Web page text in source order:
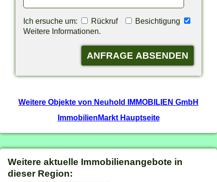
Ich ersuche um: Rückruf
Besichtigung
Weitere Informationen.
Weitere Objekte von Neuhold IMMOBILIEN GmbH
ImmobilienMarkt Hauptseite
Weitere aktuelle Immobilienangebote in
dieser Region: